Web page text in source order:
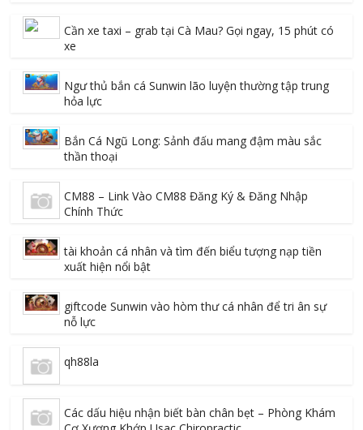
Cần xe taxi – grab tại Cà Mau? Gọi ngay, 15 phút có
xe
Ngư thủ bắn cá Sunwin lão luyện thường tập trung
hỏa lực
Bắn Cá Ngũ Long: Sảnh đấu mang đậm màu sắc
thần thoại
CM88 – Link Vào CM88 Đăng Ký & Đăng Nhập
Chính Thức
tài khoản cá nhân và tìm đến biểu tượng nạp tiền
xuất hiện nổi bật
giftcode Sunwin vào hòm thư cá nhân để tri ân sự
nỗ lực
qh88la
Các dấu hiệu nhận biết bàn chân bẹt – Phòng Khám